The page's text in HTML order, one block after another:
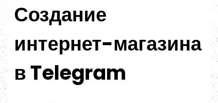
Создание
интернет-магазина
в Telegram